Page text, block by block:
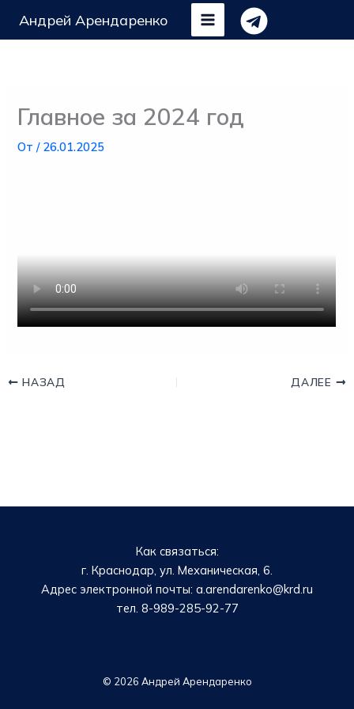
Андрей Арендаренко
Главное за 2024 год
От/ 26.01.2025
НАЗАД ДАЛЕЕ
Как связаться:
г. Краснодар, ул. Механическая, 6.
Адрес электронной почты: a.arendarenko@krd.ru
тел. 8-989-285-92-77
© 2026 Андрей Арендаренко